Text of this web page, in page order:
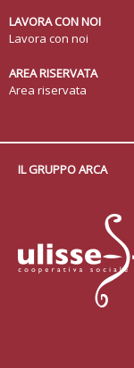
LAVORA CON NOI
Lavora con noi
AREA RISERVATA
Area riservata
IL GRUPPO ARCA